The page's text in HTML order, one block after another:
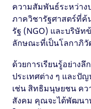
ความสัมพันธ์ระหว่าง
ภาควิชารัฐศาสตร์ที่ค้
รัฐ (NGO) และบริษัท
ลักษณะที่เป็นโลกาภิ
ด้วยการเรียนรู้อย่าง
ประเทศต่าง ๆ และปั
เช่น สิทธิมนุษยชน คว
สังคม คุณจะได้พัฒนา